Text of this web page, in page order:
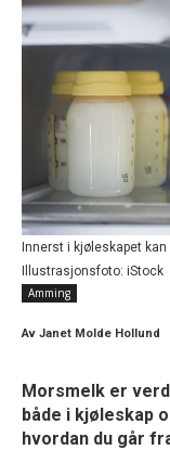
Innerst i kjøleskapet kan
Illustrasjonsfoto: iStock
Amming
Av Janet Molde Hollund
Morsmelk er
både i kjøleskap
hvordan du går